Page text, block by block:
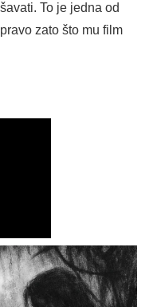
To je jedna od
zato što mu film